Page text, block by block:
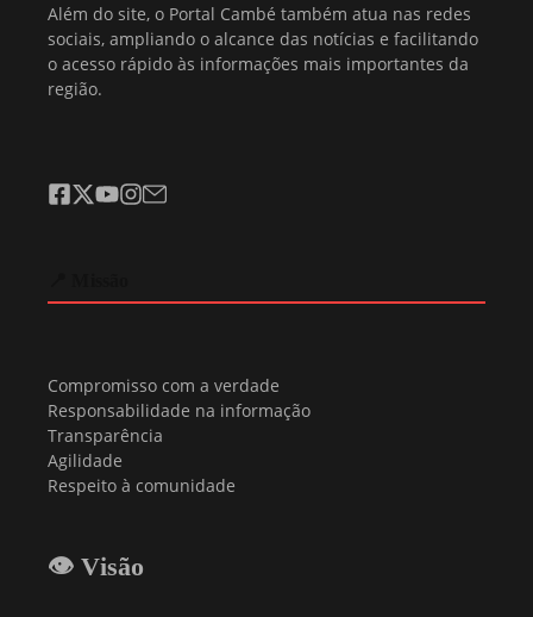
Além do site, o Portal Cambé também atua nas redes
sociais, ampliando o alcance das notícias e facilitando
o acesso rápido às informações mais importantes da
região.
Compromisso com a verdade
Responsabilidade na informação
Transparência
Agilidade
Respeito à comunidade
👁️ Visão